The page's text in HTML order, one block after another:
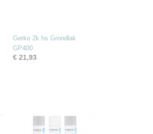
Gerko 2k hs Grondlak
GP400
€ 21,93